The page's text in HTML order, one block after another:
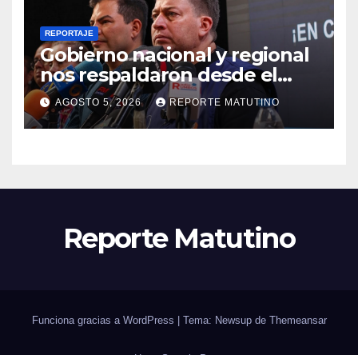
REPORTAJE
Gobierno nacional y regional
nos respaldaron desde el
primer momento tras
terremotos del 24J
AGOSTO 5, 2026 REPORTE MATUTINO
Reporte Matutino
Funciona gracias a WordPress Tema: Newsup de Themeansar